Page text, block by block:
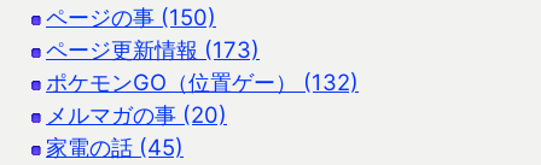
ページの事 (150)
ページ更新情報 (173)
ポケモンGO（位置ゲー） (132)
メルマガの事 (20)
家電の話 (45)